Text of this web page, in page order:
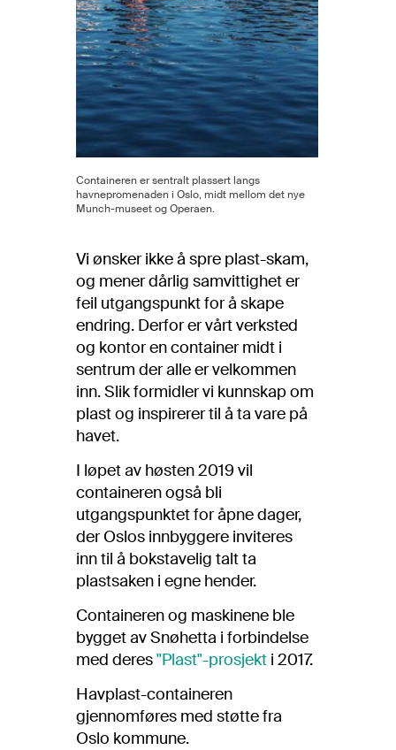
Containeren er sentralt plassert langs
havnepromenaden i Oslo, midt mellom det nye
Munch-museet og Operaen.
Vi ønsker ikke å spre plast-skam,
og mener dårlig samvittighet er
feil utgangspunkt for å skape
endring. Derfor er vårt verksted
og kontor en container midt i
sentrum der alle er velkommen
inn. Slik formidler vi kunnskap om
plast og inspirerer til å ta vare på
havet.
I løpet av høsten 2019 vil
containeren også bli
utgangspunktet for åpne dager,
der Oslos innbyggere inviteres
inn til å bokstavelig talt ta
plastsaken i egne hender.
Containeren og maskinene ble
bygget av Snøhetta i forbindelse
med deres"Plast"-prosjekt i 2017.
Havplast-containeren
gjennomføres med støtte fra
Oslo kommune.